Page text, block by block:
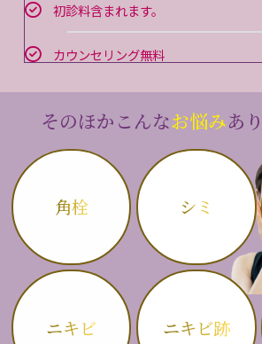
初診料含まれます。
カウンセリング無料
そのほかこんなお悩みあ
角栓
ニキビ
シミ
ニキビ跡